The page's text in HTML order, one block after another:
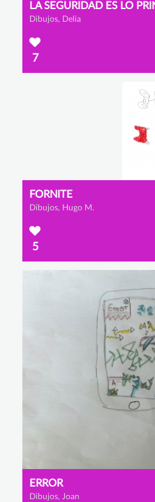
LA SEGURIDAD ES LO
Dibujos, Delia
7
FORNITE
Dibujos, Hugo M.
5
ERROR
Dibujos, Joan